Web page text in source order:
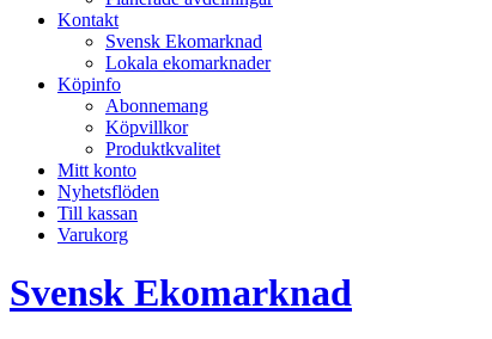
Kontakt
Svensk Ekomarknad
Lokala ekomarknader
Köpinfo
Abonnemang
Köpvillkor
Produktkvalitet
Mitt konto
Nyhetsflöden
Till kassan
Varukorg
Svensk Ekomarknad